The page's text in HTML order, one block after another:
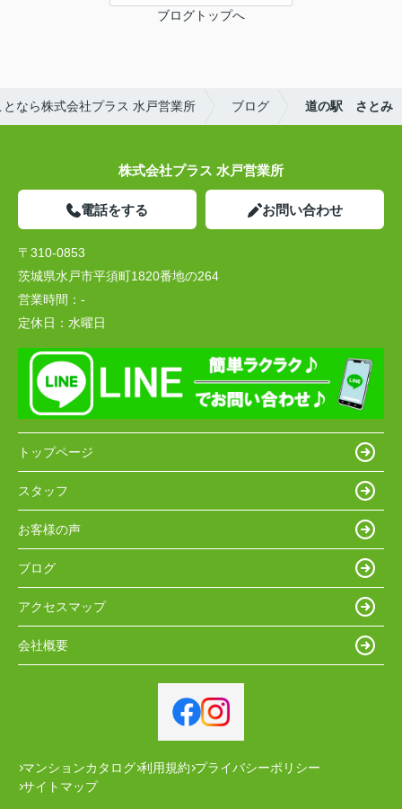
ブログトップへ
なら株式会社プラス 水戸営業所 ブログ 道の駅 さとみ
株式会社プラス 水戸営業所
電話をする お問い合わせ
〒310-0853
茨城県水戸市平須町1820番地の264
営業時間： -
定休日： 水曜日
トップページ
スタッフ
お客様の声
ブログ
アクセスマップ
会社概要
マンションカタログ 利用規約 プライバシーポリシー
サイトマップ